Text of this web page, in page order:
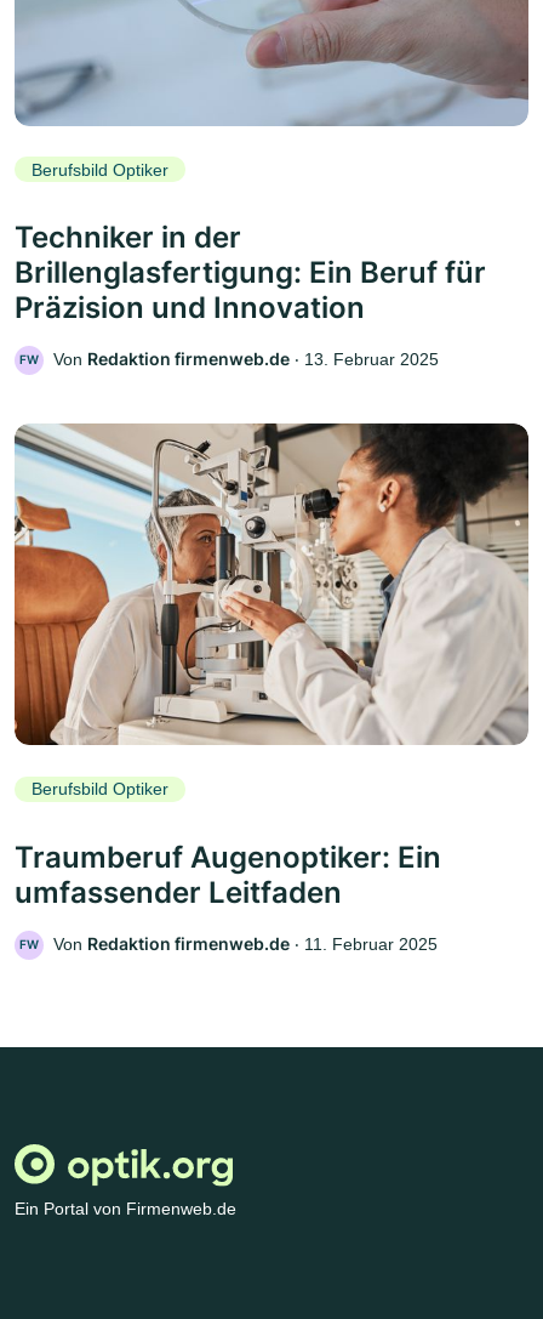
Berufsbild Optiker
Techniker in der
Brillenglasfertigung: Ein Beruf für
Präzision und Innovation
FW Von Redaktion firmenweb.de ‧ 13. Februar 2025
Berufsbild Optiker
Traumberuf Augenoptiker: Ein
umfassender Leitfaden
FW Von Redaktion firmenweb.de ‧ 11. Februar 2025
Ein Portal von Firmenweb.de